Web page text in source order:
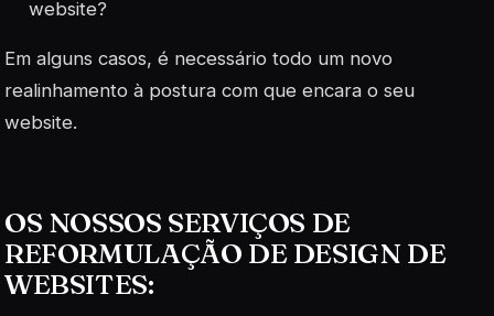
website?
Em alguns casos, é necessário todo um novo
realinhamento à postura com que encara o seu
website.
OS NOSSOS SERVIÇOS DE
REFORMULAÇÃO DE DESIGN DE
WEBSITES: